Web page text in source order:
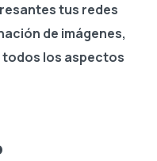
tus redes
de imágenes,
los aspectos